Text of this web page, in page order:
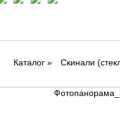
Каталог» Cкинали